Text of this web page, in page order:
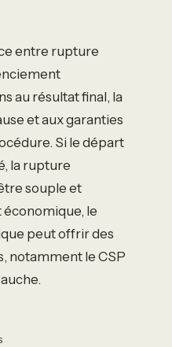
entre rupture
au résultat final, la
et aux garanties
Si le départ
la rupture
souple et
économique, le
peut offrir des
notamment le CSP